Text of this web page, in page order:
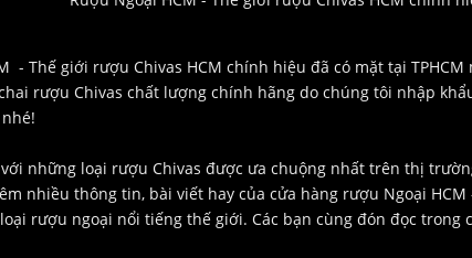
- Thế giới rượu Chivas HCM chính hiệu đã có mặt tại
rượu Chivas chất lượng chính hãng do chúng tôi nhập
những loại rượu Chivas được ưa chuộng nhất trên thị
nhiều thông tin, bài viết hay của cửa hàng rượu Ngoại
rượu ngoại nổi tiếng thế giới. Các bạn cùng đón đọc trong